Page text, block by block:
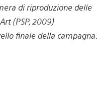
di riproduzione delle
(PSP, 2009)
finale della campagna.